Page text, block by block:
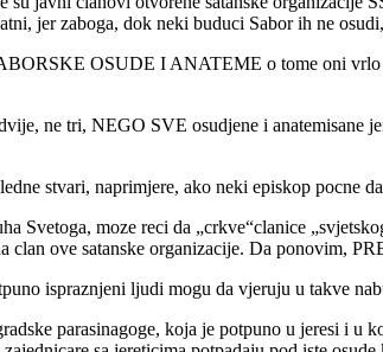
jer zaboga, dok neki buduci Sabor ih ne
OSUDE I ANATEME o tome oni vrlo
ne tri, NEGO SVE osudjene i anatemisane
stvari, naprimjere, ako neki episkop pocne
Svetoga, moze reci da „crkve“clanice
clan ove satanske organizacije. Da ponovim,
ispraznjeni ljudi mogu da vjeruju u takve
parasinagoge, koja je potpuno u jeresi i